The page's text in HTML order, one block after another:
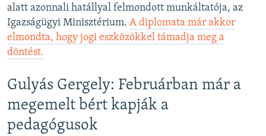
alatt azonnali hatállyal felmondott munkáltatója, az
Igazságügyi Minisztérium. A diplomata már akkor
elmondta, hogy jogi eszközökkel támadja meg a
döntést.
Gulyás Gergely: Februárban már a
megemelt bért kapják a
pedagógusok